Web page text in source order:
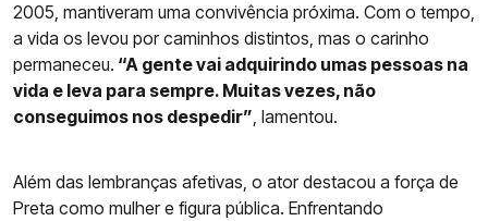
2005, mantiveram uma convivência próxima. Com o tempo,
a vida os levou por caminhos distintos, mas o carinho
permaneceu. “A gente vai adquirindo umas pessoas na
vida e leva para sempre. Muitas vezes, não
conseguimos nos despedir”, lamentou.
Além das lembranças afetivas, o ator destacou a força de
Preta como mulher e figura pública. Enfrentando